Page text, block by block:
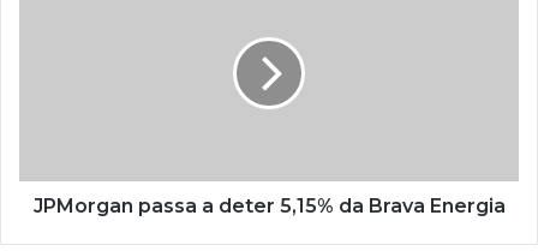
JPMorgan passa a deter 5,15% da Brava Energia